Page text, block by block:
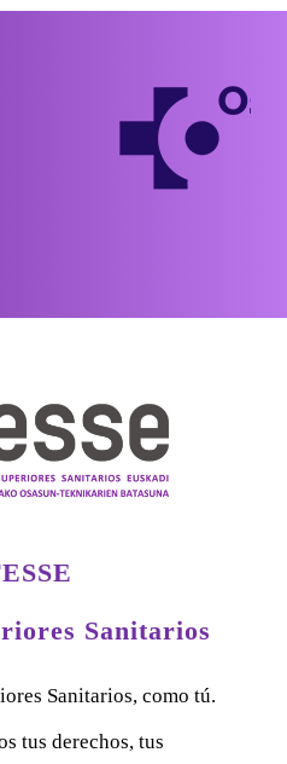
Sanitarios
Sanitarios, como tú.
tus derechos, tus